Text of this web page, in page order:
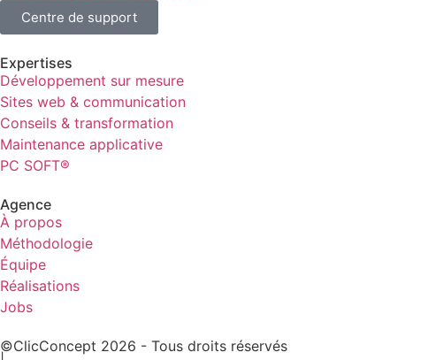
Centre de support
Expertises
Développement sur mesure
Sites web & communication
Conseils & transformation
Maintenance applicative
PC SOFT®
Agence
À propos
Méthodologie
Équipe
Réalisations
Jobs
©ClicConcept 2026 - Tous droits réservés